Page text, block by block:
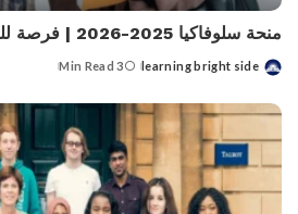
منحة سلوفاكيا 2025-2026 | فرصة للدراسة في قلب أوروبا
Posted
learning bright side
3 Min Read